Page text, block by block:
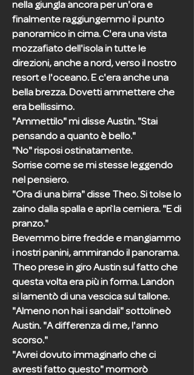
nella giungla ancora per un'ora e
finalmente raggiungemmo il punto
panoramico in cima. C'era una vista
mozzafiato dell'isola in tutte le
direzioni, anche a nord, verso il nostro
resort e l'oceano. E c'era anche una
bella brezza. Dovetti ammettere che
era bellissimo.
"Ammettilo" mi disse Austin. "Stai
pensando a quanto è bello."
"No" risposi ostinatamente.
Sorrise come se mi stesse leggendo
nel pensiero.
"Ora di una birra" disse Theo. Si tolse lo
zaino dalla spalla e aprì la cerniera. "E di
pranzo."
Bevemmo birre fredde e mangiammo
i nostri panini, ammirando il panorama.
Theo prese in giro Austin sul fatto che
questa volta era più in forma. Landon
si lamentò di una vescica sul tallone.
"Almeno non hai i sandali" sottolineò
Austin. "A differenza di me, l'anno
scorso."
"Avrei dovuto immaginarlo che ci
avresti fatto questo" mormorò